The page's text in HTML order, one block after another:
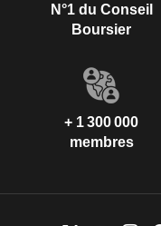
N°1 du Conseil
Boursier
+ 1 300 000
membres